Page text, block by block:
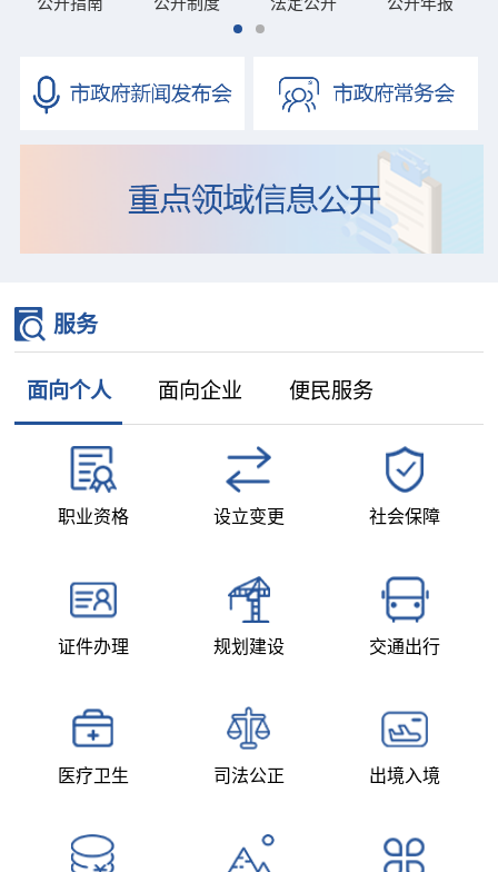
公开指南 公开制度 法定公开 公开年报
服务
面向个人 面向企业 便民服务
职业资格 设立变更 社会保障
证件办理 规划建设 交通出行
医疗卫生 司法公正 出境入境